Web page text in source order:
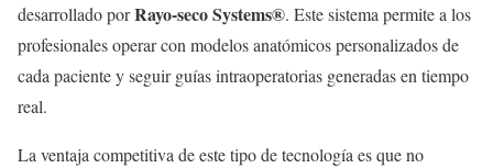
desarrollado porRayo-seco Systems®. Este sistema permite a los
profesionales operar con modelos anatómicos personalizados de
cada paciente y seguir guías intraoperatorias generadas en tiempo
real.
La ventaja competitiva de este tipo de tecnología es que no